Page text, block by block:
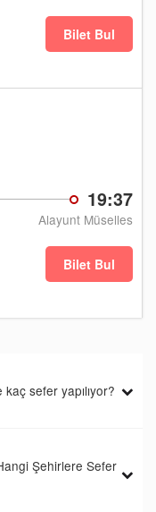
Bilet Bul
19:37
Alayunt Müselles
Bilet Bul
sefer yapılıyor?
Şehirlere Sefer